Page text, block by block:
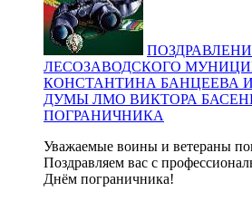
ЛЕСОЗАВОДСКОГО
КОНСТАНТИНА БАНЦЕЕВА
ДУМЫ ЛМО ВИКТОРА
ПОГРАНИЧНИКА
Уважаемые воины и ветераны
Поздравляем вас с
Днём пограничника!